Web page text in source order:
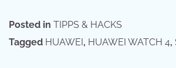
Posted in TIPPS & HACKS
Tagged HUAWEI, HUAWEI WATCH 4,